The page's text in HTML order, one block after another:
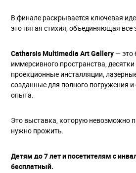
В финале раскрывается ключевая
это пятая стихия, объединяющая все
Catharsis Multimedia Art Gallery — это
иммерсивного пространства,
проекционные инсталляции,
созданные для полного погружения и
опыта.
Это выставка, которую невозможно
нужно прожить.
Детям до 7 лет и посетителям с
бесплатный.